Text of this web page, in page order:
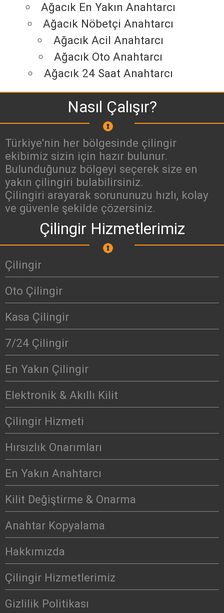
Ağacık En Yakın Anahtarcı
Ağacık Nöbetçi Anahtarcı
Ağacık Acil Anahtarcı
Ağacık Oto Anahtarcı
Ağacık 24 Saat Anahtarcı
Nasıl Çalışır?
Türkiye'nin her bölgesinde çilingir
ekibimiz sizin için hazır bulunur.
Bulunduğunuz bölgeyi seçerek size en
yakın çilingiri bulabilirsiniz.
Çilingiri arayarak sorununuzu hızlı, kolay
ve güvenle şekilde çözersiniz.
Çilingir Hizmetlerimiz
Çilingir
Oto Çilingir
Kasa Çilingir
7/24 Çilingir
En Yakın Çilingir
Elektronik & Akıllı Kilit
Çilingir Hizmeti
Hırsızlık Onarımları
En Yakın Anahtarcı
Kilit Değiştirme & Onarma
Anahtar Kopyalama
Hakkımızda
Çilingir Hizmetlerimiz
Gizlilik Politikası